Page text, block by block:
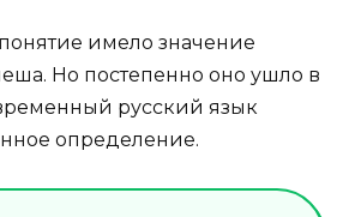
имело значение
Но постепенно оно ушло в
русский язык
определение.